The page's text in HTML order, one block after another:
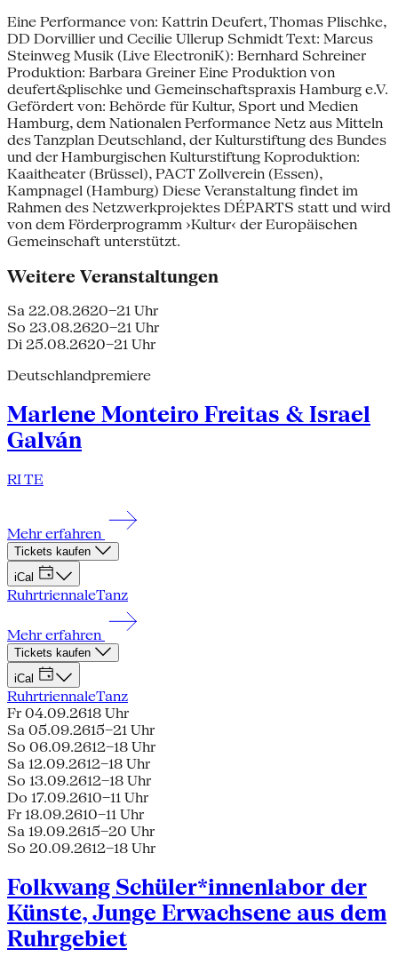
Eine Performance von: Kattrin Deufert, Thomas Plischke,
DD Dorvillier und Cecilie Ullerup Schmidt Text: Marcus
Steinweg Musik (Live ElectroniK): Bernhard Schreiner
Produktion: Barbara Greiner Eine Produktion von
deufert&plischke und Gemeinschaftspraxis Hamburg e.V.
Gefördert von: Behörde für Kultur, Sport und Medien
Hamburg, dem Nationalen Performance Netz aus Mitteln
des Tanzplan Deutschland, der Kulturstiftung des Bundes
und der Hamburgischen Kulturstiftung Koproduktion:
Kaaitheater (Brüssel), PACT Zollverein (Essen),
Kampnagel (Hamburg) Diese Veranstaltung findet im
Rahmen des Netzwerkprojektes DÉPARTS statt und wird
von dem Förderprogramm ›Kultur‹ der Europäischen
Gemeinschaft unterstützt.
Weitere Veranstaltungen
Sa 22.08.2620–21 Uhr
So 23.08.2620–21 Uhr
Di 25.08.2620–21 Uhr
Deutschlandpremiere
Marlene Monteiro Freitas & Israel
Galván
RI TE
Mehr erfahren
Tickets kaufen
iCal
RuhrtriennaleTanz
Mehr erfahren
Tickets kaufen
iCal
RuhrtriennaleTanz
Fr 04.09.2618 Uhr
Sa 05.09.2615–21 Uhr
So 06.09.2612–18 Uhr
Sa 12.09.2612–18 Uhr
So 13.09.2612–18 Uhr
Do 17.09.2610–11 Uhr
Fr 18.09.2610–11 Uhr
Sa 19.09.2615–20 Uhr
So 20.09.2612–18 Uhr
Folkwang Schüler*innenlabor der
Künste, Junge Erwachsene aus dem
Ruhrgebiet